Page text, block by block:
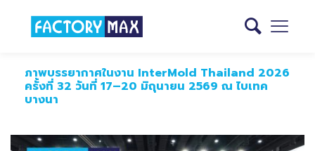
ภาพบรรยากาศในงาน InterMold Thailand 2026
ครั้งที่ 32 วันที่ 17–20 มิถุนายน 2569 ณ ไบเทค
บางนา